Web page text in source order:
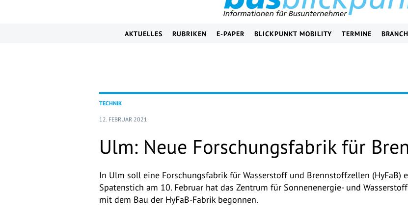
AKTUELLES RUBRIKEN E-PAPER BLICKPUNKT MOBILITY TERMINE
TECHNIK
12. FEBRUAR 2021
Ulm: Neue Forschungsfabrik für
In Ulm soll eine Forschungsfabrik für Wasserstoff und Brennstoffzellen (HyFaB)
Spatenstich am 10. Februar hat das Zentrum für Sonnenenergie- und
mit dem Bau der HyFaB-Fabrik begonnen.